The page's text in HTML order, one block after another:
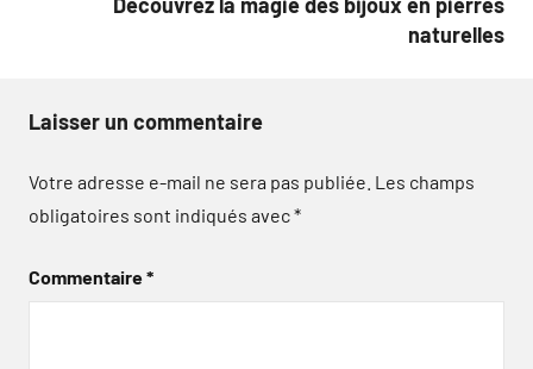
naturelles
Laisser un commentaire
Votre adresse e-mail ne sera pas publiée. Les champs
obligatoires sont indiqués avec*
Commentaire*